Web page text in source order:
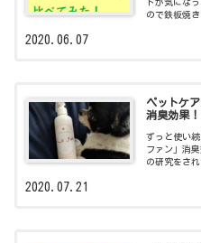
ので鉄板焼
2020.06.07
ペットケ
消臭効果！
ずっと使い
ファン」消
の研究をさ
2020.07.21